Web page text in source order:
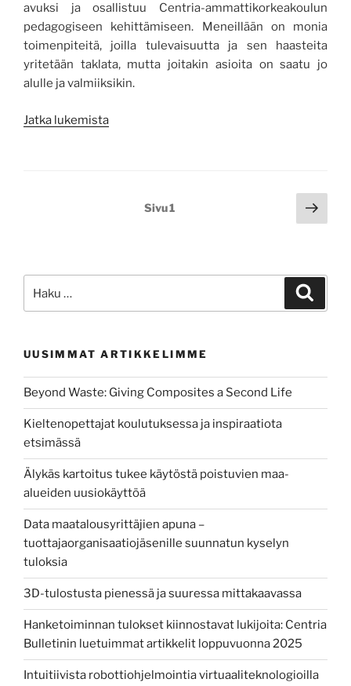
avuksi ja osallistuu Centria-ammattikorkeakoulun
pedagogiseen kehittämiseen. Meneillään on monia
toimenpiteitä, joilla tulevaisuutta ja sen haasteita
yritetään taklata, mutta joitakin asioita on saatu jo
alulle ja valmiiksikin.
Jatka lukemista”Terveisiä
Sivu1
sivu
UUSIMMAT ARTIKKELIMME
Beyond Waste: Giving Composites a Second Life
Kieltenopettajat koulutuksessa ja inspiraatiota
etsimässä
Älykäs kartoitus tukee käytöstä poistuvien maa-
alueiden uusiokäyttöä
Data maatalousyrittäjien apuna –
tuottajaorganisaatiojäsenille suunnatun kyselyn
tuloksia
3D-tulostusta pienessä ja suuressa mittakaavassa
Hanketoiminnan tulokset kiinnostavat lukijoita: Centria
Bulletinin luetuimmat artikkelit loppuvuonna 2025
Intuitiivista robottiohjelmointia virtuaaliteknologioilla